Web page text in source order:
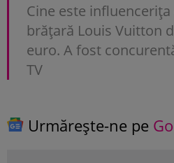
Cine este
brățară Louis Vuitton
euro. A fost
TV
Urmărește-ne pe